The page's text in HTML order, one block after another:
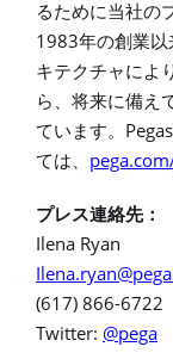
るために当社の
1983年の創業以
キテクチャによ
ら、将来に備え
ています。
ては、
プレス連絡先：
(617) 866-
Twitter: @pega